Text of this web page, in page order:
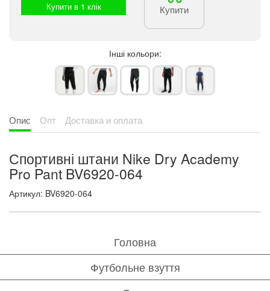
Купити в 1 клік Купити
Інші кольори:
Опис Опт Доставка и оплата
Спортивні штани Nike Dry Academy
Pro Pant BV6920-064
Артикул: BV6920-064
Головна
Футбольне взуття